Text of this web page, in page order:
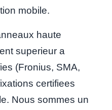
mobile.
haute
superieur a
(Fronius, SMA,
certifiees
Nous sommes un